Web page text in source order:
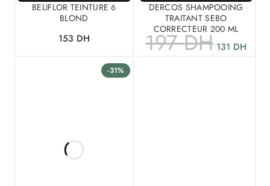
BELIFLOR TEINTURE 6
BLOND
153 DH
DERCOS SHAMPOOING
TRAITANT SEBO
CORRECTEUR 200 ML
197DH 131 DH
-31%